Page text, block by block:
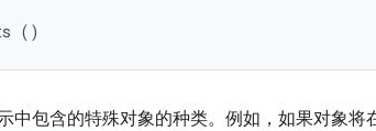
()
中包含的特殊对象的种类。例如，如果对象将